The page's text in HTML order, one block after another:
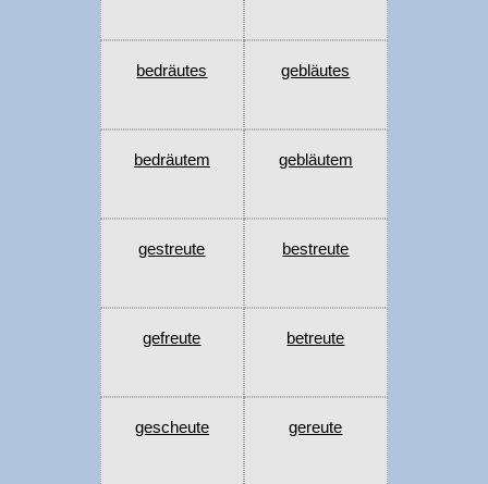
bedräutes gebläutes
bedräutem gebläutem
gestreute bestreute
gefreute betreute
gescheute gereute